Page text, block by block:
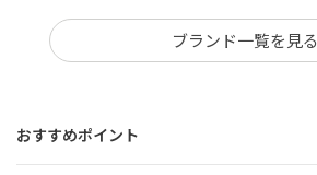
ブランド一覧を見る
おすすめポイント